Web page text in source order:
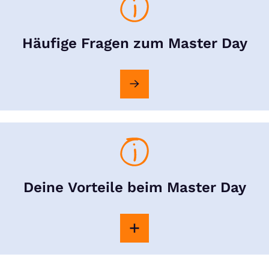
Häufige Fragen zum Master Day
Deine Vorteile beim Master Day